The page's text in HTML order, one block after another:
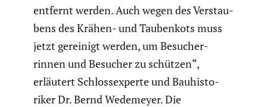
entfernt werden. Auch wegen des Verstau­
bens des Krähen- und Tauben­kots muss
jetzt gereinigt werden, um Besucher­
rinnen und Besucher zu schützen“,
erläutert Schloss­experte und Bauhis­to­
riker Dr. Bernd Wedemeyer. Die